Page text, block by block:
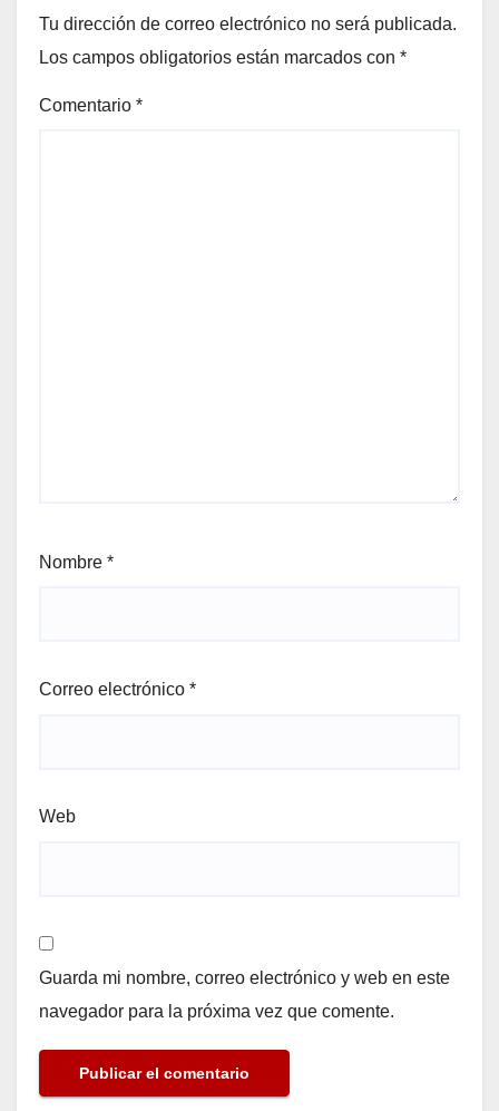
Tu dirección de correo electrónico no será publicada.
Los campos obligatorios están marcados con *
Comentario *
Nombre *
Correo electrónico *
Web
Guarda mi nombre, correo electrónico y web en este
navegador para la próxima vez que comente.